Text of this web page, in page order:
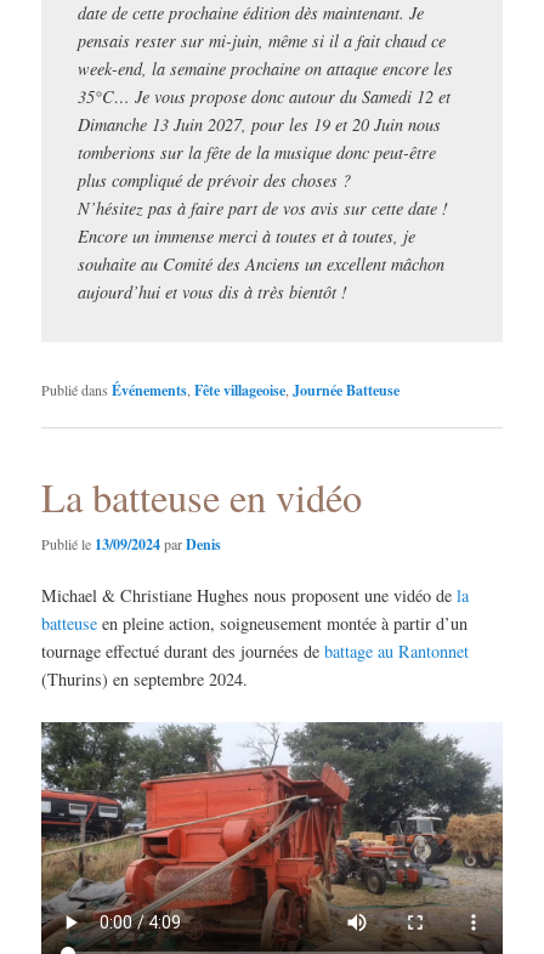
date de cette prochaine édition dès maintenant. Je
pensais rester sur mi-juin, même si il a fait chaud ce
week-end, la semaine prochaine on attaque encore les
35°C… Je vous propose donc autour du Samedi 12 et
Dimanche 13 Juin 2027, pour les 19 et 20 Juin nous
tomberions sur la fête de la musique donc peut-être
plus compliqué de prévoir des choses ?
N’hésitez pas à faire part de vos avis sur cette date !
Encore un immense merci à toutes et à toutes, je
souhaite au Comité des Anciens un excellent mâchon
aujourd’hui et vous dis à très bientôt !
Publié dans Événements,Fête villageoise,Journée Batteuse
La batteuse en vidéo
Publié le 13/09/2024parDenis
Michael & Christiane Hughes nous proposent une vidéo dela
batteuse en pleine action, soigneusement montée à partir d’un
tournage effectué durant des journées debattage au Rantonnet
(Thurins) en septembre 2024.